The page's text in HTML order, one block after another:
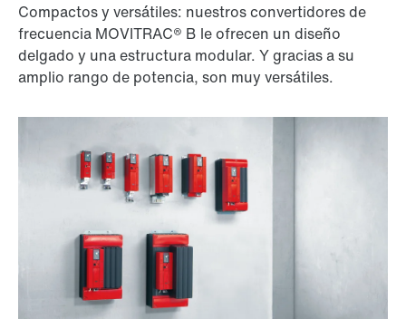
Compactos y versátiles: nuestros convertidores de
frecuencia MOVITRAC® B le ofrecen un diseño
delgado y una estructura modular. Y gracias a su
amplio rango de potencia, son muy versátiles.